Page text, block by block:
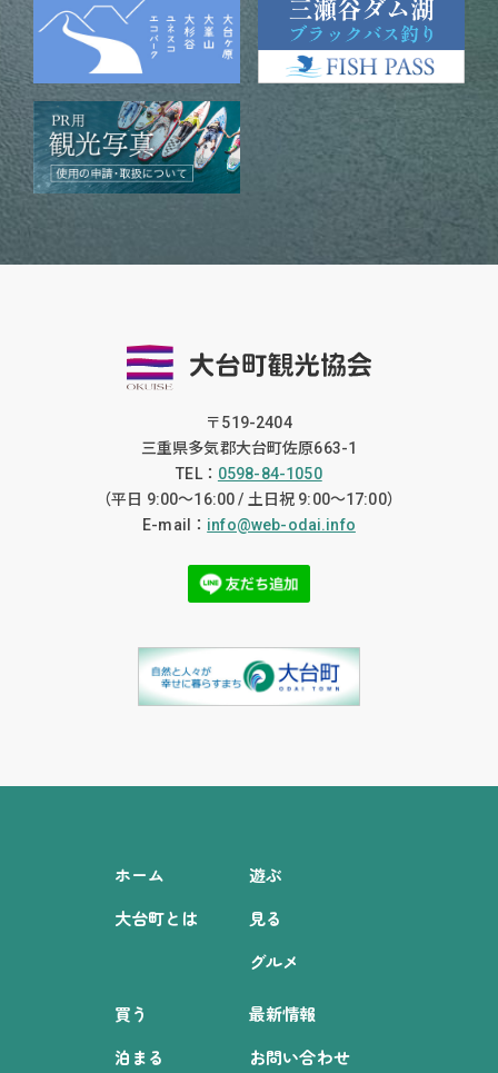
〒519-2404
三重県多気郡大台町佐原663-1
TEL： 0598-84-1050
（平日 9:00〜16:00 / 土日祝 9:00〜17:00）
E-mail： info@web-odai.info
ホーム
大台町とは
遊ぶ
見る
グルメ
買う
泊まる
最新情報
お問い合わせ